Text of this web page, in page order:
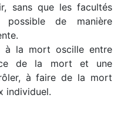
sans que les facultés
de manière
à la mort oscille entre
de la mort et une
à faire de la mort
individuel.